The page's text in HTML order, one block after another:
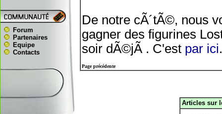
Forum
Partenaires
Equipe
Contacts
De notre cÃ´tÃ©, nous
gagner des figurines
soir dÃ©jÃ . C'est par ici.
Page précédente
Articles sur